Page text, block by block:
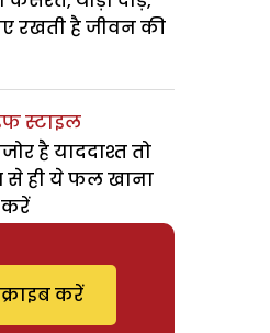
रखती है जीवन की
स्टाइल
है याददाश्त तो
ही ये फल खाना
करें